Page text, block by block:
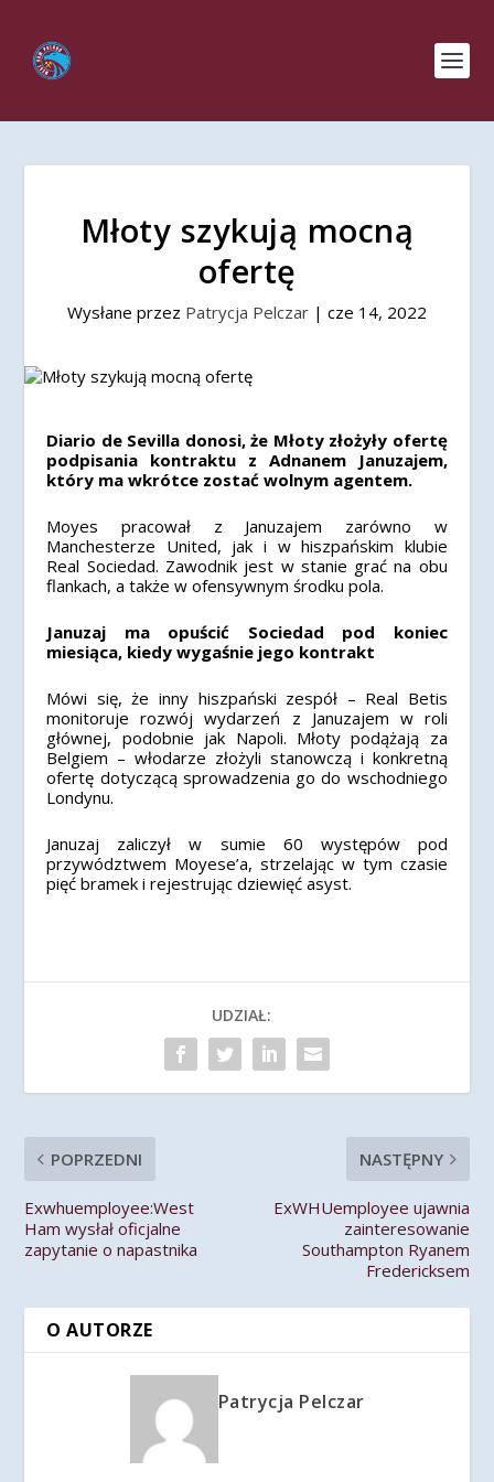
Młoty szykują mocną
ofertę
Wysłane przez Patrycja Pelczar | cze 14, 2022
Diario de Sevilla donosi, że Młoty złożyły ofertę
podpisania kontraktu z Adnanem Januzajem,
który ma wkrótce zostać wolnym agentem.
Moyes pracował z Januzajem zarówno w
Manchesterze United, jak i w hiszpańskim klubie
Real Sociedad. Zawodnik jest w stanie grać na obu
flankach, a także w ofensywnym środku pola.
Januzaj ma opuścić Sociedad pod koniec
miesiąca, kiedy wygaśnie jego kontrakt
Mówi się, że inny hiszpański zespół – Real Betis
monitoruje rozwój wydarzeń z Januzajem w roli
głównej, podobnie jak Napoli. Młoty podążają za
Belgiem – włodarze złożyli stanowczą i konkretną
ofertę dotyczącą sprowadzenia go do wschodniego
Londynu.
Januzaj zaliczył w sumie 60 występów pod
przywództwem Moyese’a, strzelając w tym czasie
pięć bramek i rejestrując dziewięć asyst.
UDZIAŁ:
POPRZEDNI
Exwhuemployee:West
Ham wysłał oficjalne
zapytanie o napastnika
NASTĘPNY
ExWHUemployee ujawnia
zainteresowanie
Southampton Ryanem
Fredericksem
O AUTORZE
Patrycja Pelczar